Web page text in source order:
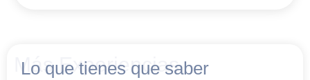
Más Experiencias
Lo que tienes que saber